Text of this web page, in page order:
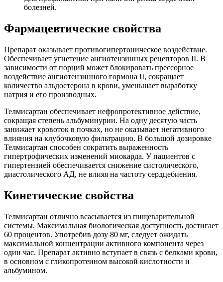
болезней.
Фармацевтические свойства
Препарат оказывает противогипертоническое воздействие.
Обеспечивает угнетение ангиотензинных рецепторов II. В
зависимости от порций может блокировать прессорное
воздействие ангиотензинного гормона II, сокращает
количество альдостерона в крови, уменьшает выработку
натрия и его производных.
Телмисартан обеспечивает нефропротективное действие,
сокращая степень альбуминурии. На одну десятую часть
занижает кровоток в почках, но не оказывает негативного
влияния на клубочковую фильтрацию. В большой дозировке
Телмисартан способен сократить выраженность
гипертрофических изменений миокарда. У пациентов с
гипертензией обеспечивается снижение систолического,
диастолического АД, не влияя на частоту сердцебиения.
Кинетические свойства
Телмисартан отлично всасывается из пищеварительной
системы. Максимальная биологическая доступность достигает
60 процентов. Употребив дозу 80 мг, следует ожидать
максимальной концентрации активного компонента через
один час. Препарат активно вступает в связь с белками крови,
в основном с гликопротеином высокой кислотности и
альбумином.